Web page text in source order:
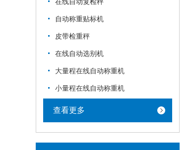
在线自动复检秤
自动称重贴标机
皮带检重秤
在线自动选别机
大量程在线自动称重机
小量程在线自动称重机
查看更多